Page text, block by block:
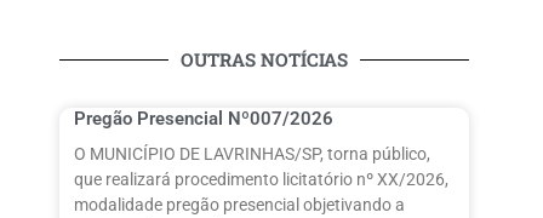
OUTRAS NOTÍCIAS
Pregão Presencial Nº007/2026
O MUNICÍPIO DE LAVRINHAS/SP, torna público,
que realizará procedimento licitatório nº XX/2026,
modalidade pregão presencial objetivando a